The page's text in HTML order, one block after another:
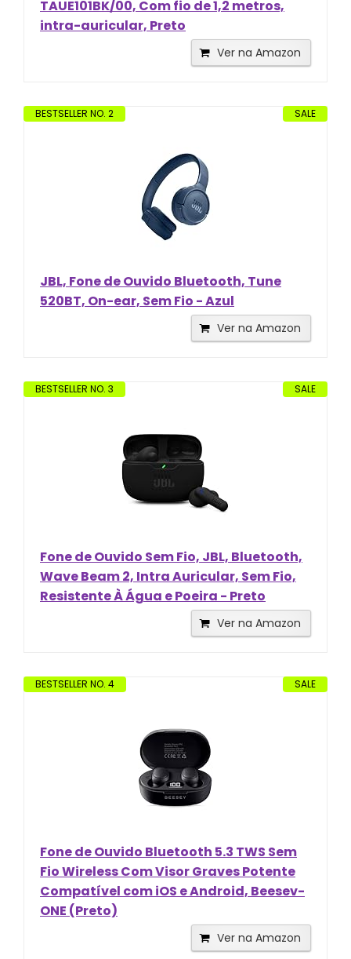
TAUE101BK/00, Com fio de 1,2 metros,
intra-auricular, Preto
Ver na Amazon
SALE
BESTSELLER NO. 2
JBL, Fone de Ouvido Bluetooth, Tune
520BT, On-ear, Sem Fio - Azul
Ver na Amazon
SALE
BESTSELLER NO. 3
Fone de Ouvido Sem Fio, JBL, Bluetooth,
Wave Beam 2, Intra Auricular, Sem Fio,
Resistente À Água e Poeira - Preto
Ver na Amazon
SALE
BESTSELLER NO. 4
Fone de Ouvido Bluetooth 5.3 TWS Sem
Fio Wireless Com Visor Graves Potente
Compatível com iOS e Android, Beesev-
ONE (Preto)
Ver na Amazon